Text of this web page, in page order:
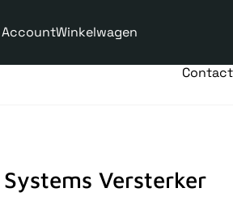
AccountWinkelwagen
Contact
Versterker